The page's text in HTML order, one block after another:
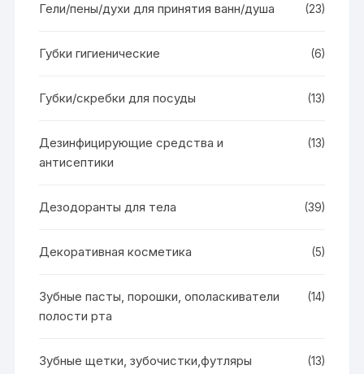
Гели/пены/духи для принятия ванн/душа (23)
Губки гигиенические (6)
Губки/скребки для посуды (13)
Дезинфицирующие средства и
антисептики
(13)
Дезодоранты для тела (39)
Декоративная косметика (5)
Зубные пасты, порошки, ополаскиватели
полости рта
(14)
Зубные щетки, зубочистки,футляры (13)